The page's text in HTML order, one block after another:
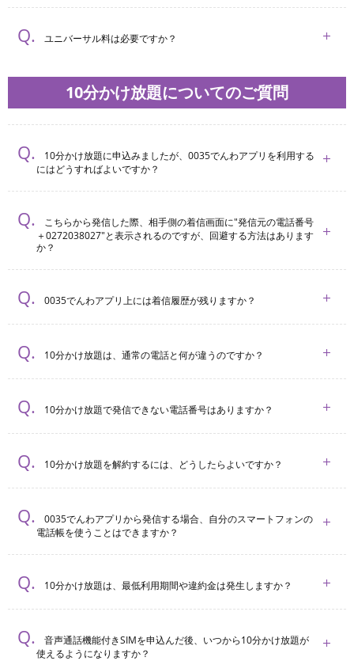
ユニバーサル料は必要ですか？
10分かけ放題についてのご質問
10分かけ放題に申込みましたが、0035でんわアプリを利用する
にはどうすればよいですか？
こちらから発信した際、相⼿側の着信画面に"発信元の電話番号
＋0272038027"と表示されるのですが、回避する方法はあります
か？
0035でんわアプリ上には着信履歴が残りますか？
10分かけ放題は、通常の電話と何が違うのですか？
10分かけ放題で発信できない電話番号はありますか？
10分かけ放題を解約するには、どうしたらよいですか？
0035でんわアプリから発信する場合、自分のスマートフォンの
電話帳を使うことはできますか？
10分かけ放題は、最低利⽤期間や違約⾦は発⽣しますか？
⾳声通話機能付きSIMを申込んだ後、いつから10分かけ放題が
使えるようになりますか？